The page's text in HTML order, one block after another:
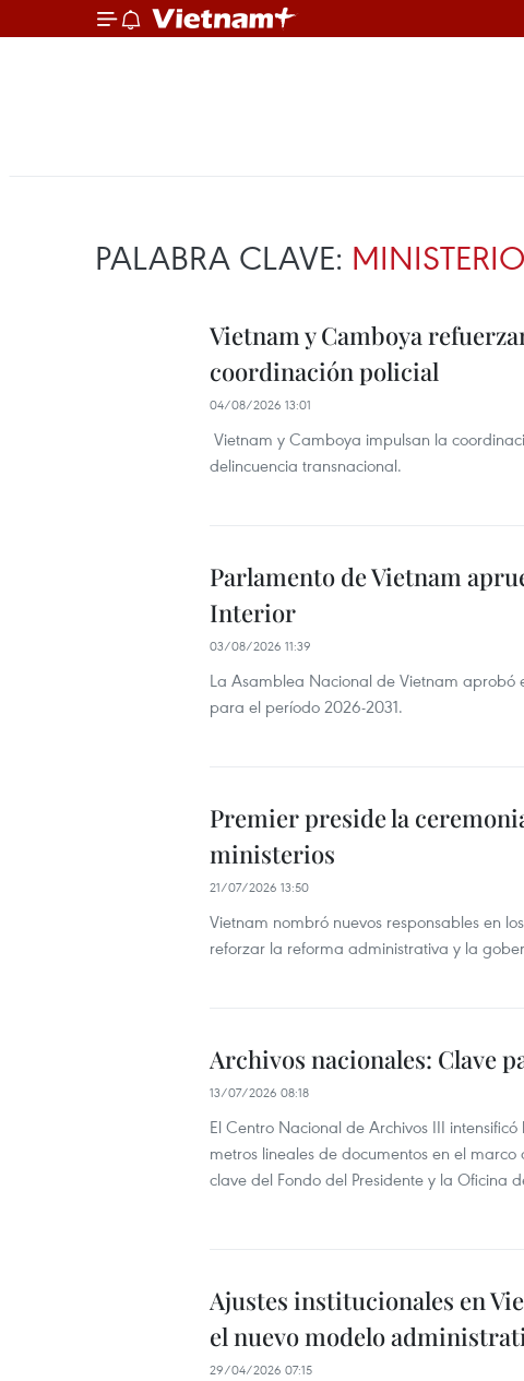
PALABRA CLAVE:
Vietnam y Camboya
coordinación policial
04/08/2026 13:01
Vietnam y Camboya impulsan la
delincuencia transnacional.
Parlamento de Vietnam
Interior
03/08/2026 11:39
La Asamblea Nacional de Vietnam aprobó
para el período 2026-2031.
Premier preside la
ministerios
21/07/2026 13:50
Vietnam nombró nuevos responsables en
reforzar la reforma administrativa y la
Archivos nacionales: Clave
13/07/2026 08:18
El Centro Nacional de Archivos III
metros lineales de documentos en el
clave del Fondo del Presidente y la Oficina
Ajustes institucionales en
el nuevo modelo
29/04/2026 07:15